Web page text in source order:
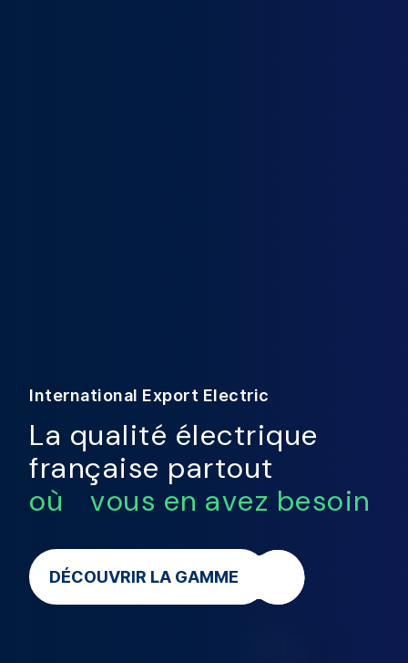
International Export Electric
La qualité électrique
française partout
où vous en avez besoin
DÉCOUVRIR LA GAMME